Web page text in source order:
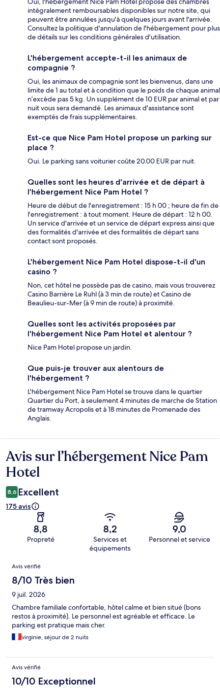
intégralement remboursables disponibles sur notre site, qui
peuvent être annulées jusqu'à quelques jours avant l'arrivée.
Consultez la politique d'annulation de l'hébergement pour plus
de détails sur les conditions générales d'utilisation.
L'hébergement accepte-t-il les animaux de
compagnie ?
Oui, les animaux de compagnie sont les bienvenus, dans une
limite de 1 au total et à condition que le poids de chaque animal
n’excède pas 5 kg. Un supplément de 10 EUR par animal et par
nuit vous sera demandé. Les animaux d'assistance sont
exemptés de frais supplémentaires.
Est-ce que Nice Pam Hotel propose un parking sur
place ?
Oui. Le parking sans voiturier coûte 20.00 EUR par nuit.
Quelles sont les heures d'arrivée et de départ à
l'hébergement Nice Pam Hotel ?
Heure de début de l'enregistrement : 15 h 00 ; heure de fin de
l'enregistrement : à tout moment. Heure de départ : 12 h 00.
Un service d'arrivée et un service de départ express ainsi que
des formalités d'arrivée et des formalités de départ sans
contact sont proposés.
L'hébergement Nice Pam Hotel dispose-t-il d'un
casino ?
Non, cet hôtel ne possède pas de casino, mais vous trouverez
Casino Barrière Le Ruhl (à 3 min de route) et Casino de
Beaulieu-sur-Mer (à 9 min de route) à proximité.
Quelles sont les activités proposées par
l'hébergement Nice Pam Hotel et alentour ?
Nice Pam Hotel propose un jardin.
Que puis-je trouver aux alentours de
l'hébergement ?
L'hébergement Nice Pam Hotel se trouve dans le quartier
Quartier du Port, à seulement 4 minutes de marche de Station
de tramway Acropolis et à 18 minutes de Promenade des
Anglais.
Avis
Avis sur l’hébergement Nice Pam
Hotel
8,6 Excellent
175 avis
8,8
Propreté
8,2
Services et
équipements
9,0
Personnel et service
Avis
Avis vérifié
8/10 Très bien
9 juil. 2026
Chambre familiale confortable, hôtel calme et bien situé (bons
restos à proximité). Le personnel est agréable et efficace. Le
parking est pratique mais cher.
virginie, séjour de 2 nuits
Avis vérifié
10/10 Exceptionnel